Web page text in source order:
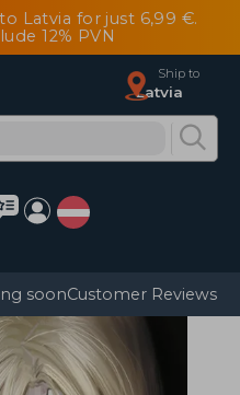
Latvia for just 6,99 €.
12% PVN
Ship to
Latvia
soonCustomer Reviews